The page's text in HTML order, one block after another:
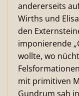
andererseits
Wirths und
den
imponierende
wollte, wo
mit primitiven
Gundrum sah